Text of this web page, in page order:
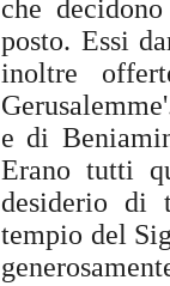
che
posto. Essi
inoltre
e di
Erano tutti
desiderio di
tempio del